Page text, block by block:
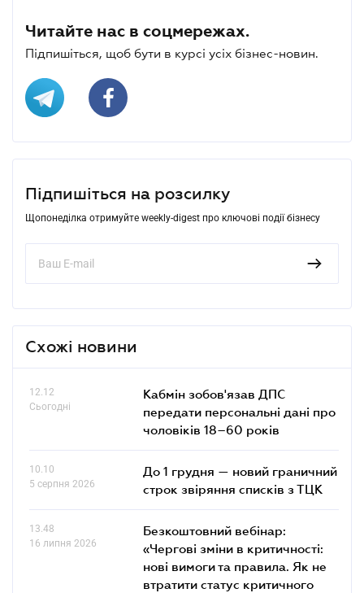
Читайте нас в соцмережах.
Підпишіться, щоб бути в курсі усіх бізнес-новин.
Підпишіться на розсилку
Щопонеділка отримуйте weekly-digest про ключові події бізнесу
Схожі новини
12.12
Сьогодні
Кабмін зобов'язав ДПС
передати персональні дані про
чоловіків 18–60 років
10.10
5 серпня 2026
До 1 грудня — новий граничний
строк звіряння списків з ТЦК
13.48
16 липня 2026
Безкоштовний вебінар:
«Чергові зміни в критичності:
нові вимоги та правила. Як не
втратити статус критичного